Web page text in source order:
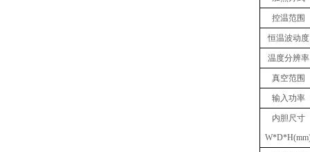
控温范围
恒温波动度
温度分辨率
真空范围
输入功率
内胆尺寸
W*D*